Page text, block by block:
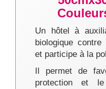
Un hôtel à
biologique
et participe à la
Il permet de
protection et le